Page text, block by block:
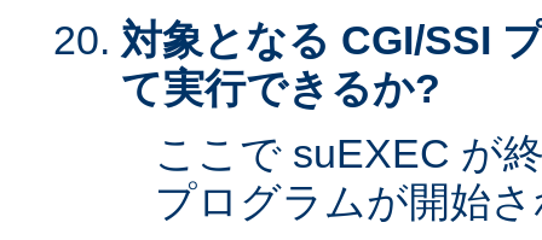
対象となる CGI/SSI
て実行できるか?
ここで suEXEC が
プログラムが開始